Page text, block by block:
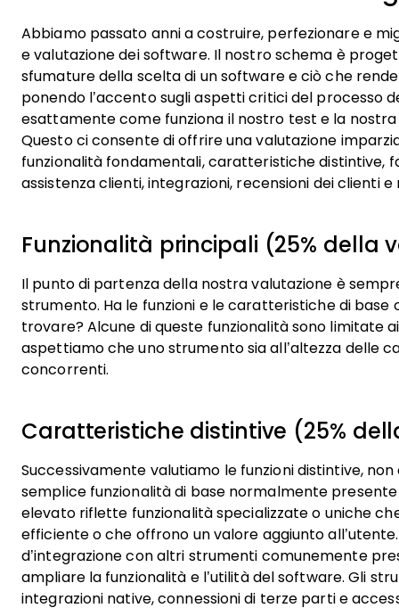
Abbiamo passato anni a costruire, perfezionare e
e valutazione dei software. Il nostro schema è
sfumature della scelta di un software e ciò che
ponendo l’accento sugli aspetti critici del processo
esattamente come funziona il nostro test e la
Questo ci consente di offrire una valutazione
funzionalità fondamentali, caratteristiche distintive,
assistenza clienti, integrazioni, recensioni dei clienti
Funzionalità principali (25% della
Il punto di partenza della nostra valutazione è
strumento. Ha le funzioni e le caratteristiche di
trovare? Alcune di queste funzionalità sono limitate
aspettiamo che uno strumento sia all’altezza delle
concorrenti.
Caratteristiche distintive (25%
Successivamente valutiamo le funzioni distintive,
semplice funzionalità di base normalmente
elevato riflette funzionalità specializzate o uniche
efficiente o che offrono un valore aggiunto all’utente.
d’integrazione con altri strumenti comunemente
ampliare la funzionalità e l’utilità del software. Gli
integrazioni native, connessioni di terze parti e